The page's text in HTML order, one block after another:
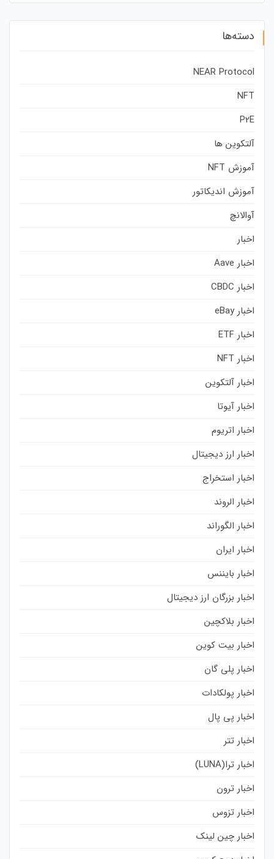
دسته‌ها
NEAR Protocol
NFT
P2E
آلتکوین ها
آموزش NFT
آموزش اندیکاتور
آوالانچ
اخبار
اخبار Aave
اخبار CBDC
اخبار eBay
اخبار ETF
اخبار NFT
اخبار آلتکوین
اخبار آیوتا
اخبار اتریوم
اخبار ارز دیجیتال
اخبار استخراج
اخبار الروند
اخبار الگوراند
اخبار ایران
اخبار بایننس
اخبار بزرگان ارز دیجیتال
اخبار بلاکچین
اخبار بیت کوین
اخبار پلی گان
اخبار پولکادات
اخبار پی پال
اخبار تتر
اخبار ترا(LUNA)
اخبار ترون
اخبار تزوس
اخبار چین لینک